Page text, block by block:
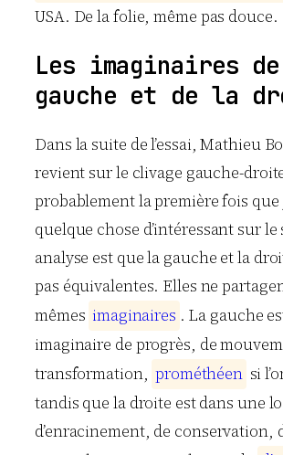
USA. De la folie, même pas douce.
Les imaginaires
gauche et de la
Dans la suite de l’essai, Mathieu
revient sur le clivage gauche-
probablement la première fois que
quelque chose d’intéressant sur le
analyse est que la gauche et la
pas équivalentes. Elles ne
mêmes imaginaires . La gauche
imaginaire de progrès, de
transformation, prométhéen si
tandis que la droite est dans une
d’enracinement, de conservation,